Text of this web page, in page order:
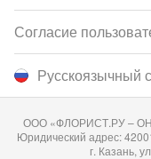
Русскоязычный
Согласие
ООО «ФЛОРИСТ.РУ –
Юридический адрес:
г. Казань,